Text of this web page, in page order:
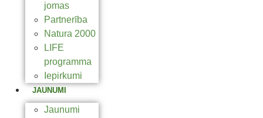
jomas
Partnerība
Natura 2000
LIFE
programma
Iepirkumi
JAUNUMI
Jaunumi